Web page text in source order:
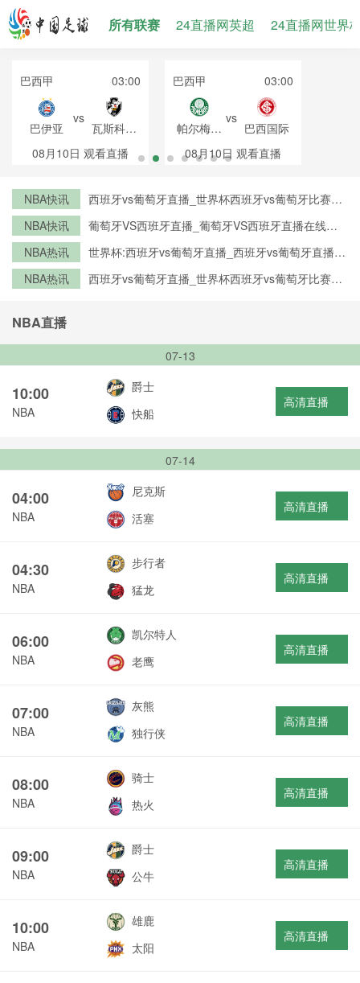
所有联赛 24直播网英超 24直播网世界
巴西甲 03:00
巴伊亚
vs
瓦斯科达
伽马
08月10日 观看直播
巴西甲 03:00
帕尔梅拉
斯
vs
巴西国际
08月10日 观看直播
NBA快讯
西班牙vs葡萄牙直播_世界杯西班牙vs葡萄牙比赛直
NBA快讯
葡萄牙VS西班牙直播_葡萄牙VS西班牙直播在线观
NBA热讯
世界杯:西班牙vs葡萄牙直播_西班牙vs葡萄牙直播免
清视频直播
NBA热讯
西班牙vs葡萄牙直播_世界杯西班牙vs葡萄牙比赛直
NBA直播
07-13
10:00
NBA
爵士
快船
高清直播
07-14
04:00
NBA
尼克斯
活塞
高清直播
04:30
NBA
步行者
猛龙
高清直播
06:00
NBA
凯尔特人
老鹰
高清直播
07:00
NBA
灰熊
独行侠
高清直播
08:00
NBA
骑士
热火
高清直播
09:00
NBA
爵士
公牛
高清直播
10:00
NBA
雄鹿
太阳
高清直播